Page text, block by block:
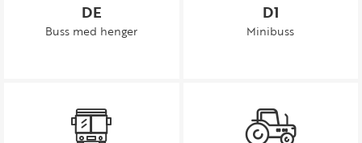
DE
Buss med henger
D1
Minibuss